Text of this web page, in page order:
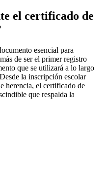
el certificado de
esencial para
de ser el primer registro
que se utilizará a lo largo
la inscripción escolar
herencia, el certificado de
que respalda la